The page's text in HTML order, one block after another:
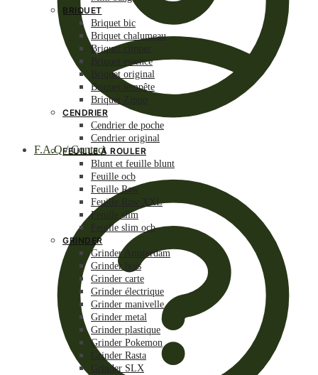
F.A.Q / Contact
BRIQUET
Briquet bic
Briquet chalumeau
Briquet clipper
Briquet essence
Briquet original
Briquet tempête
Briquet Zippo
CENDRIER
Cendrier de poche
Cendrier original
FEUILLE À ROULER
Blunt et feuille blunt
Feuille ocb
Feuille Raw
Feuille Raw XXL
Feuille slim
Feuille slim ocb
GRINDER
Grinder Amsterdam
Grinder bois
Grinder carte
Grinder électrique
Grinder manivelle
Grinder metal
Grinder plastique
Grinder Pokemon
Grinder Rasta
Grinder SLX